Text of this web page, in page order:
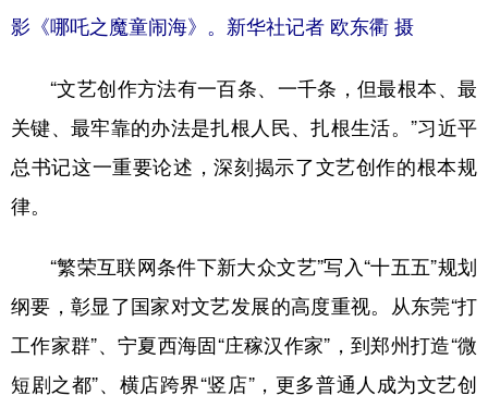
影《哪吒之魔童闹海》。新华社记者 欧东衢 摄
“文艺创作方法有一百条、一千条，但最根本、最
关键、最牢靠的办法是扎根人民、扎根生活。”习近平
总书记这一重要论述，深刻揭示了文艺创作的根本规
律。
“繁荣互联网条件下新大众文艺”写入“十五五”规划
纲要，彰显了国家对文艺发展的高度重视。从东莞“打
工作家群”、宁夏西海固“庄稼汉作家”，到郑州打造“微
短剧之都”、横店跨界“竖店”，更多普通人成为文艺创